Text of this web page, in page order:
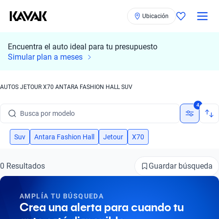
Ubicación
Encuentra el auto ideal para tu presupuesto
Simular plan a meses
AUTOS JETOUR X70 ANTARA FASHION HALL SUV
Busca por modelo
Busca por versión
Busca por marca
Busca por modelo
4
Suv Antara Fashion Hall Jetour X70
0 Resultados Guardar búsqueda
AMPLÍA TU BÚSQUEDA
Crea una alerta para cuando tu